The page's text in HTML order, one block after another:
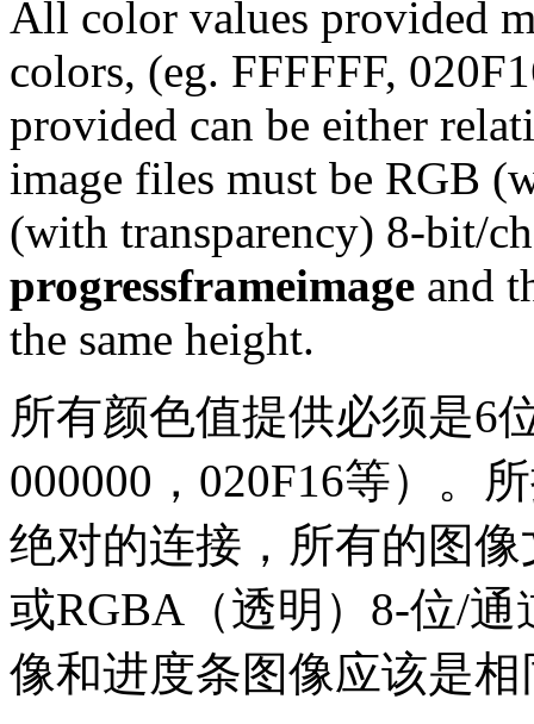
All color values provided
colors, (eg. FFFFFF,
provided can be either
image files must be RGB
(with transparency) 8-bit/
progressframeimage and
the same height.
所有颜色值提供必须是6
000000，020F16等）。
绝对的连接，所有的图
或RGBA（透明）8-位/
像和进度条图像应该是